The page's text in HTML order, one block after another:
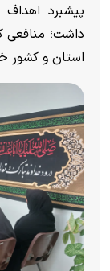
پیشبرد
داشت؛
استان و کشور